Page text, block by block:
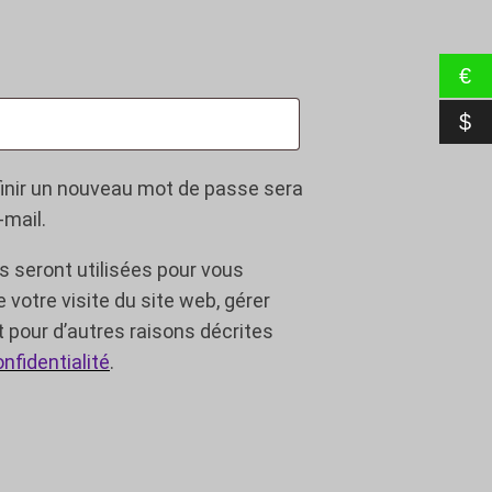
un nouveau mot de passe sera
seront utilisées pour vous
votre visite du site web, gérer
pour d’autres raisons décrites
.
€
$